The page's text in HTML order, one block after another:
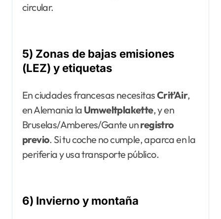
circular.
5) Zonas de bajas emisiones
(LEZ) y etiquetas
En ciudades francesas necesitasCrit’Air,
en Alemania la Umweltplakette, y en
Bruselas/Amberes/Gante unregistro
previo. Si tu coche no cumple, aparca en la
periferia y usa transporte público.
6) Invierno y montaña